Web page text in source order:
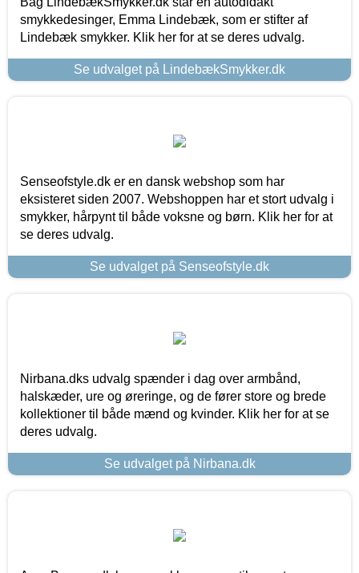
smykkedesinger, Emma Lindebæk, som er stifter af
Lindebæk smykker. Klik her for at se deres udvalg.
Se udvalget på LindebækSmykker.dk
Senseofstyle.dk er en dansk webshop som har
eksisteret siden 2007. Webshoppen har et stort udvalg i
smykker, hårpynt til både voksne og børn. Klik her for at
se deres udvalg.
Se udvalget på Senseofstyle.dk
Nirbana.dks udvalg spænder i dag over armbånd,
halskæder, ure og øreringe, og de fører store og brede
kollektioner til både mænd og kvinder. Klik her for at se
deres udvalg.
Se udvalget på Nirbana.dk